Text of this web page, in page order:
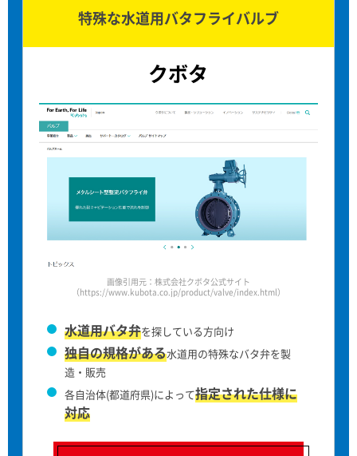
特殊な水道用バタフライバルブ
クボタ
画像引用元：株式会社クボタ公式サイト
（https://www.kubota.co.jp/product/valve/index.html）
水道用バタ弁を探している方向け
独自の規格がある水道用の特殊なバタ弁を製
造・販売
各自治体(都道府県)によって指定された仕様に
対応